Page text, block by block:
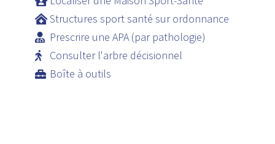
Structures sport santé sur ordonnance
Prescrire une APA (par pathologie)
Consulter l'arbre décisionnel
Boîte à outils